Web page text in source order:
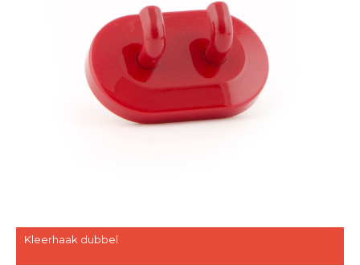
Kleerhaak dubbel